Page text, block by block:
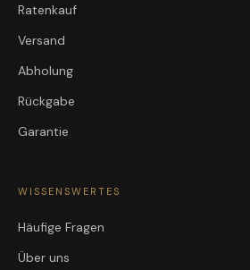
Ratenkauf
Versand
Abholung
Rückgabe
Garantie
WISSENSWERTES
Häufige Fragen
Über uns